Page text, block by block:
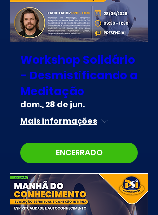
Workshop Solidário
- Desmistificando a
Meditação
dom., 28 de jun.
Mais informações
ENCERRADO